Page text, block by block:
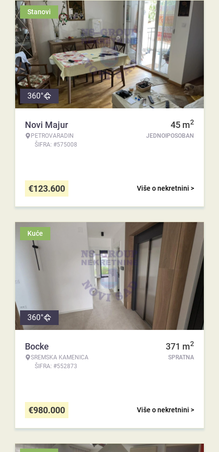
Stanovi
360°
Novi Majur
PETROVARADIN
ŠIFRA: #575008
45 m2
JEDNOIPOSOBAN
Više o nekretnini >
€123.600
Kuće
360°
Bocke
SREMSKA KAMENICA
ŠIFRA: #552873
371 m2
SPRATNA
Više o nekretnini >
€980.000